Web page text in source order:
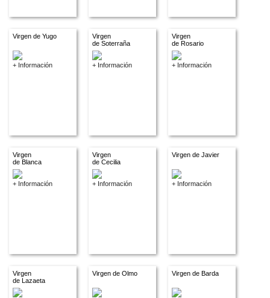
Virgen de Yugo
+ Información
Virgen
de Soterraña
+ Información
Virgen
de Rosario
+ Información
Virgen
de Blanca
+ Información
Virgen
de Cecilia
+ Información
Virgen de Javier
+ Información
Virgen
de Lazaeta
Virgen de Olmo Virgen de Barda